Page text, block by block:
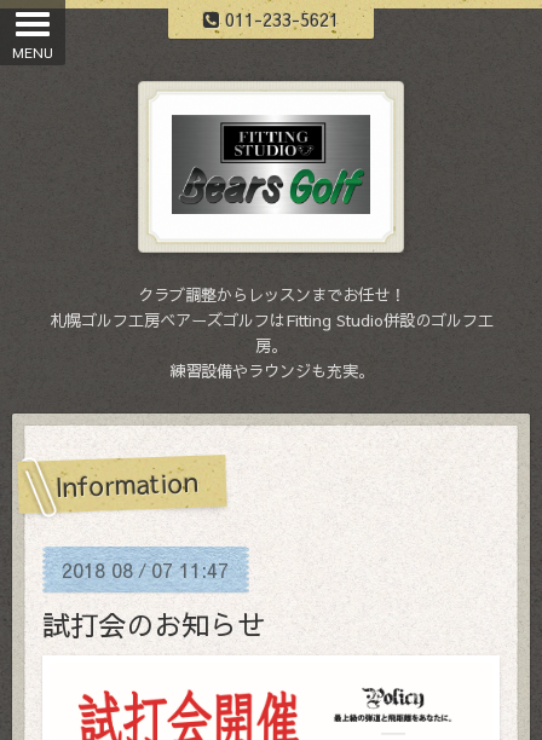
011-233-5621
クラブ調整からレッスンまでお任せ！
札幌ゴルフ工房ベアーズゴルフはFitting Studio併設のゴルフ工
房。
練習設備やラウンジも充実。
Information
2018 08/07 11:47
試打会のお知らせ